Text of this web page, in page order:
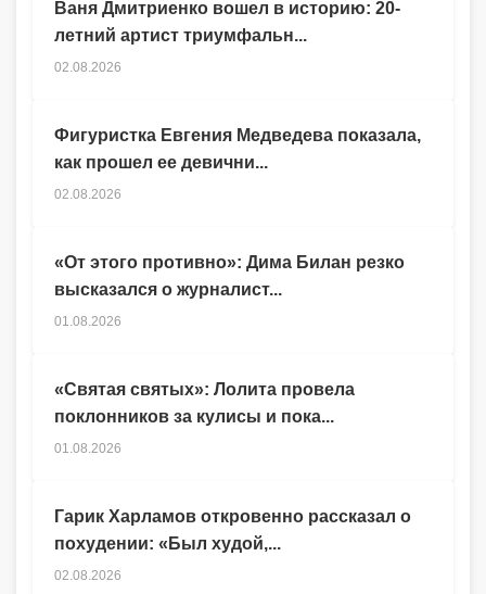
Гарик Харламов откровенно рассказал о
похудении: «Был худой,...
02.08.2026
Ваня Дмитриенко вошел в историю: 20-
летний артист триумфальн...
02.08.2026
Фигуристка Евгения Медведева показала,
как прошел ее девични...
02.08.2026
«От этого противно»: Дима Билан резко
высказался о журналист...
01.08.2026
«Святая святых»: Лолита провела
поклонников за кулисы и пока...
01.08.2026